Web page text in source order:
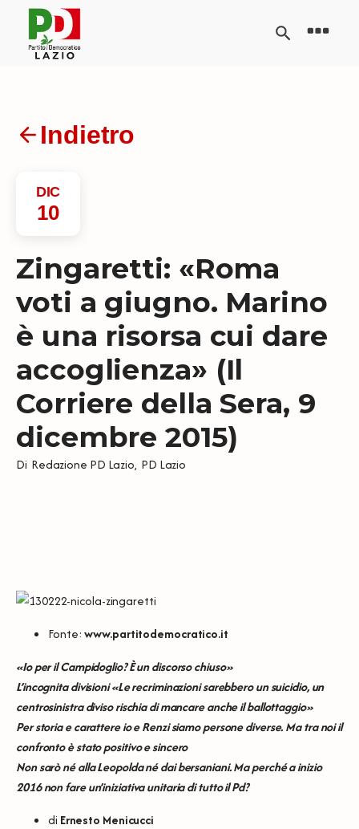
Indietro
DIC
10
Zingaretti: «Roma
voti a giugno. Marino
è una risorsa cui dare
accoglienza» (Il
Corriere della Sera, 9
dicembre 2015)
Di Redazione PD Lazio, PD Lazio
Fonte:www.partitodemocratico.it
«Io per il Campidoglio? È un discorso chiuso»
L’incognita divisioni «Le recriminazioni sarebbero un suicidio, un
centrosinistra diviso rischia di mancare anche il ballottaggio»
Per storia e carattere io e Renzi siamo persone diverse. Ma tra noi il
confronto è stato positivo e sincero
Non sarò né alla Leopolda né dai bersaniani. Ma perché a inizio
2016 non fare un’iniziativa unitaria di tutto il Pd?
di Ernesto Menicucci